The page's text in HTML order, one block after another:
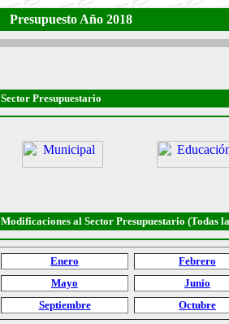
Presupuesto Año 2018
Sector Presupuestario
Modificaciones al Sector Presupuestario (Todas
Enero
Febrero
Mayo
Junio
Septiembre
Octubre